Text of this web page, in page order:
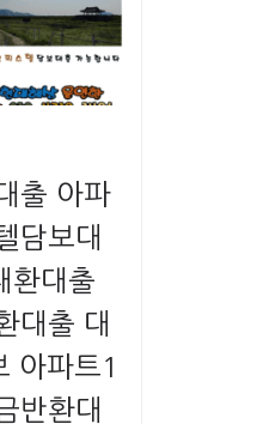
출 아파
담보대
환대출
대출 대
아파트1
반환대